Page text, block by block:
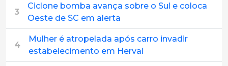
3
Ciclone bomba avança sobre o Sul e coloca
Oeste de SC em alerta
4
Mulher é atropelada após carro invadir
estabelecimento em Herval